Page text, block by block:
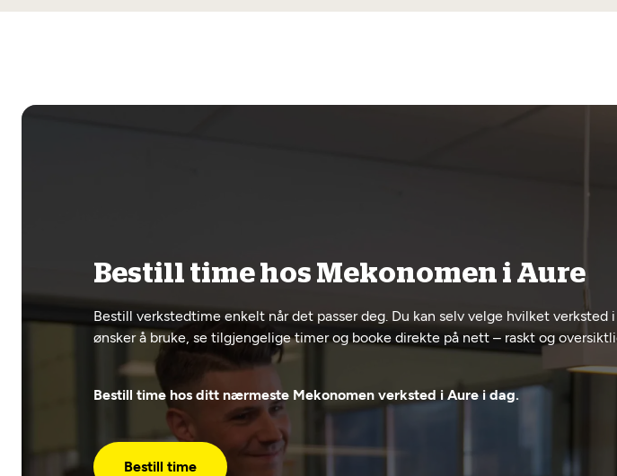
Bestill time hos Mekonomen i Aure
Bestill verkstedtime enkelt når det passer deg. Du kan selv velge hvilket verksted
ønsker å bruke, se tilgjengelige timer og booke direkte på nett – raskt og
Bestill time hos ditt nærmeste Mekonomen verksted i Aure i dag.
Bestill time